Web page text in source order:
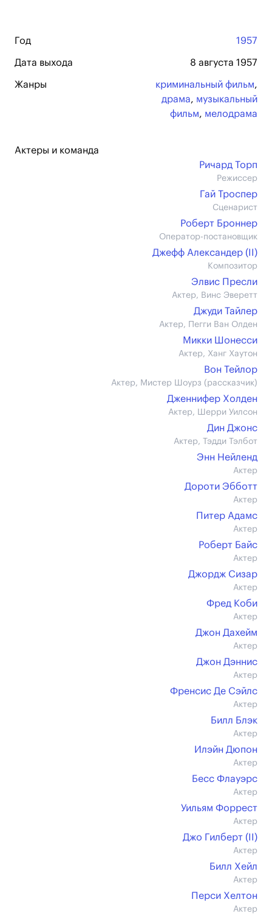
Год 1957
Дата выхода 8 августа 1957
Жанры криминальный фильм,
драма, музыкальный
фильм, мелодрама
Актеры и команда
Ричард Торп
Режиссер
Гай Троспер
Сценарист
Роберт Броннер
Оператор-постановщик
Джефф Александер (II)
Композитор
Элвис Пресли
Актер, Винс Эверетт
Джуди Тайлер
Актер, Пегги Ван Олден
Микки Шонесси
Актер, Ханг Хаутон
Вон Тейлор
Актер, Мистер Шоурз (рассказчик)
Дженнифер Холден
Актер, Шерри Уилсон
Дин Джонс
Актер, Тэдди Тэлбот
Энн Нейленд
Актер
Дороти Эбботт
Актер
Питер Адамс
Актер
Роберт Байс
Актер
Джордж Сизар
Актер
Фред Коби
Актер
Джон Дахейм
Актер
Джон Дэннис
Актер
Френсис Де Сэйлс
Актер
Билл Блэк
Актер
Илэйн Дюпон
Актер
Бесс Флауэрс
Актер
Уильям Форрест
Актер
Джо Гилберт (II)
Актер
Билл Хейл
Актер
Перси Хелтон
Актер